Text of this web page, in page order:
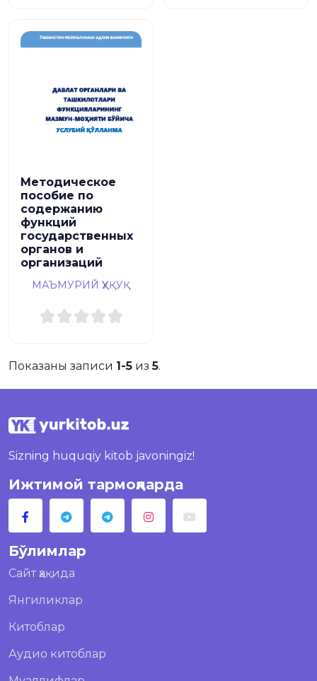
Методическое
пособие по
содержанию
функций
государственных
органов и
организаций
МАЪМУРИЙ ҲУҚУҚ
Показаны записи 1-5 из5.
Sizning huquqiy kitob javoningiz!
Ижтимой тармоқларда
Бўлимлар
Сайт ҳақида
Янгиликлар
Китоблар
Аудио китоблар